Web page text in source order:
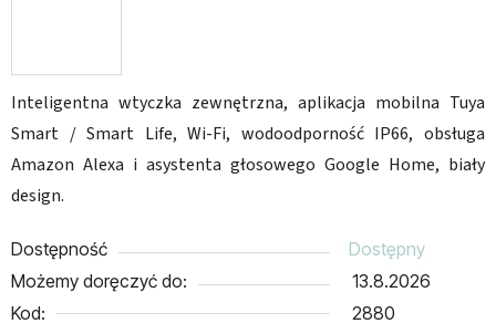
Inteligentna wtyczka zewnętrzna, aplikacja mobilna Tuya
Smart / Smart Life, Wi-Fi, wodoodporność IP66, obsługa
Amazon Alexa i asystenta głosowego Google Home, biały
design.
Dostępność
Dostępny
Możemy doręczyć do:
13.8.2026
Kod:
2880